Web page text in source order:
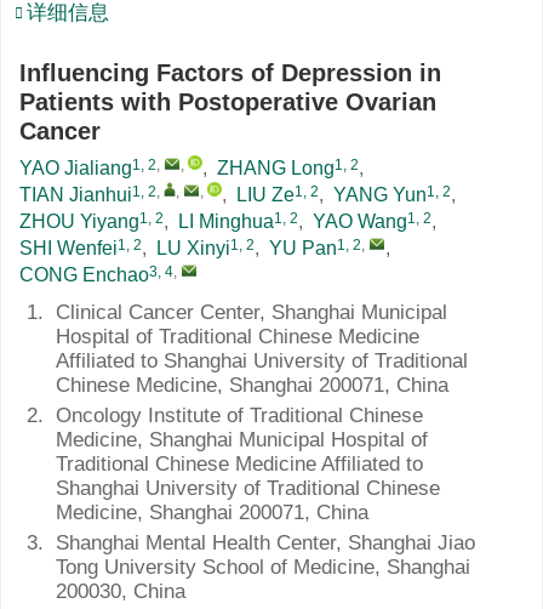
详细信息
Influencing Factors of Depression in
Patients with Postoperative Ovarian
Cancer
YAO Jialiang1, 2, , , ZHANG Long1, 2,
TIAN Jianhui1, 2, , , , LIU Ze1, 2, YANG Yun1, 2,
ZHOU Yiyang1, 2, LI Minghua1, 2, YAO Wang1, 2,
SHI Wenfei1, 2, LU Xinyi1, 2, YU Pan1, 2,
,
CONG Enchao3, 4,
1.
Clinical Cancer Center, Shanghai Municipal
Hospital of Traditional Chinese Medicine
Affiliated to Shanghai University of Traditional
Chinese Medicine, Shanghai 200071, China
2. Oncology Institute of Traditional Chinese
Medicine, Shanghai Municipal Hospital of
Traditional Chinese Medicine Affiliated to
Shanghai University of Traditional Chinese
Medicine, Shanghai 200071, China
3.
Shanghai Mental Health Center, Shanghai Jiao
Tong University School of Medicine, Shanghai
200030, China